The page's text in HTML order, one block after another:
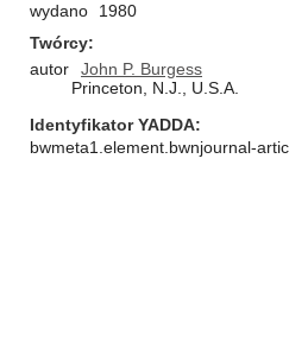
wydano
1980
Twórcy
autor
John P. Burgess
Princeton, N.J., U.S.A.
Identyfikator YADDA
bwmeta1.element.bwnjournal-